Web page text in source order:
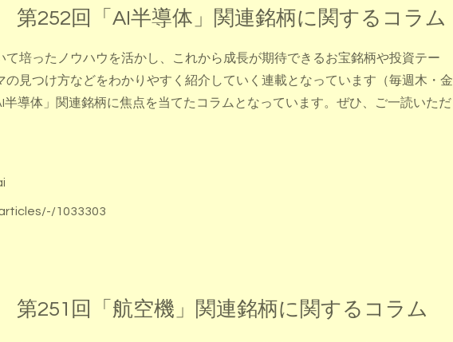
252回「AI半導体」関連銘柄に関するコラム
て培ったノウハウを活かし、これから成長が期待できるお宝銘柄や投資テー
見つけ方などをわかりやすく紹介していく連載となっています（毎週木・金
導体」関連銘柄に焦点を当てたコラムとなっています。ぜひ、ご一読いただ
1033303
251回「航空機」関連銘柄に関するコラム